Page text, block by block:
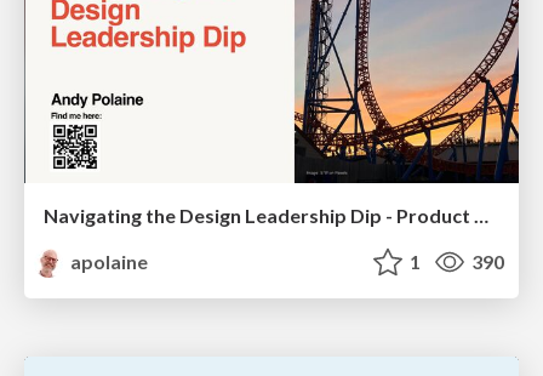
Navigating the Design Leadership Dip - Product Design Week Design Leaders+ Conference 2024
apolaine
1 390